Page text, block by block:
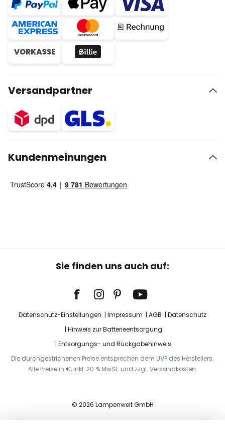
Versandpartner
Kundenmeinungen
Sie finden uns auch auf:
Datenschutz-Einstellungen Impressum AGB
Datenschutz
Hinweis zur Batterieentsorgung
Entsorgungs- und Rückgabehinweis
Die durchgestrichenen Preise entsprechen dem UVP des Herstellers.
Alle Preise in €, inkl. 20 % MwSt. und zzgl. Versandkosten.
© 2026 Lampenwelt GmbH